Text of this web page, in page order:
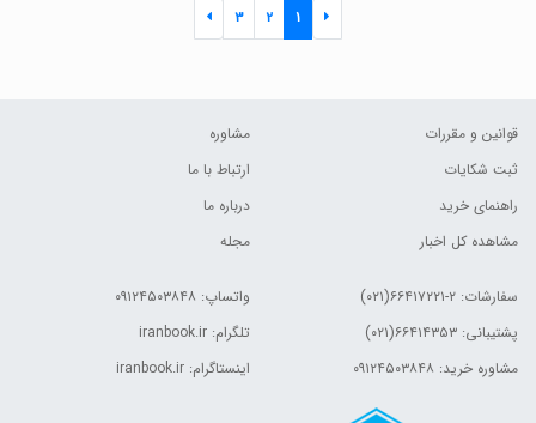
۱ ۲ ۳
قوانین و مقررات
ثبت شکایات
راهنمای خرید
مشاهده کل اخبار
مشاوره
ارتباط با ما
درباره ما
مجله
سفارشات: ۲-۶۶۴۱۷۲۲۱(۰۲۱)
پشتیبانی: ۶۶۴۱۴۳۵۳(۰۲۱)
مشاوره خرید: ۰۹۱۲۴۵۰۳۸۴۸
واتساپ: ۰۹۱۲۴۵۰۳۸۴۸
تلگرام: iranbook.ir
اینستاگرام: iranbook.ir